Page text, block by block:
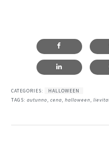
CATEGORIES:
HALLOWEEN
TAGS:autunno,cena,halloween,